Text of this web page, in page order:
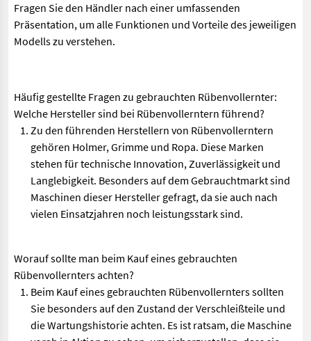
Fragen Sie den Händler nach einer umfassenden
Präsentation, um alle Funktionen und Vorteile des jeweiligen
Modells zu verstehen.
Häufig gestellte Fragen zu gebrauchten Rübenvollernter:
Welche Hersteller sind bei Rübenvollerntern führend?
Zu den führenden Herstellern von Rübenvollerntern
gehören Holmer, Grimme und Ropa. Diese Marken
stehen für technische Innovation, Zuverlässigkeit und
Langlebigkeit. Besonders auf dem Gebrauchtmarkt sind
Maschinen dieser Hersteller gefragt, da sie auch nach
vielen Einsatzjahren noch leistungsstark sind.
Worauf sollte man beim Kauf eines gebrauchten
Rübenvollernters achten?
Beim Kauf eines gebrauchten Rübenvollernters sollten
Sie besonders auf den Zustand der Verschleißteile und
die Wartungshistorie achten. Es ist ratsam, die Maschine